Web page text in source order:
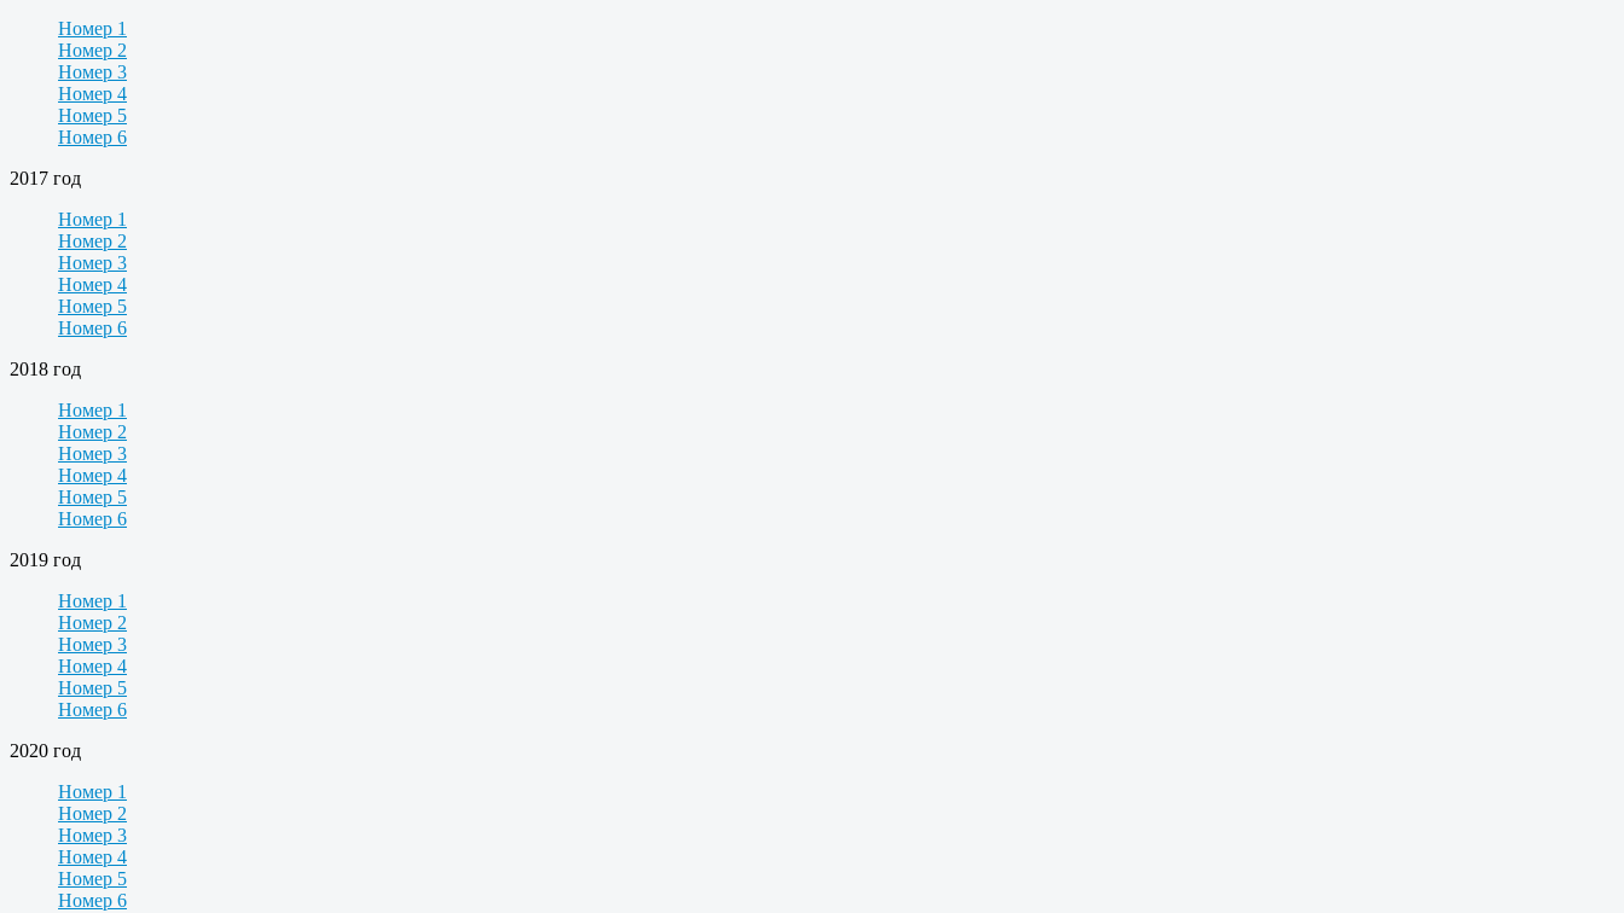
Номер 1
Номер 2
Номер 3
Номер 4
Номер 5
Номер 6
2017 год
Номер 1
Номер 2
Номер 3
Номер 4
Номер 5
Номер 6
2018 год
Номер 1
Номер 2
Номер 3
Номер 4
Номер 5
Номер 6
2019 год
Номер 1
Номер 2
Номер 3
Номер 4
Номер 5
Номер 6
2020 год
Номер 1
Номер 2
Номер 3
Номер 4
Номер 5
Номер 6